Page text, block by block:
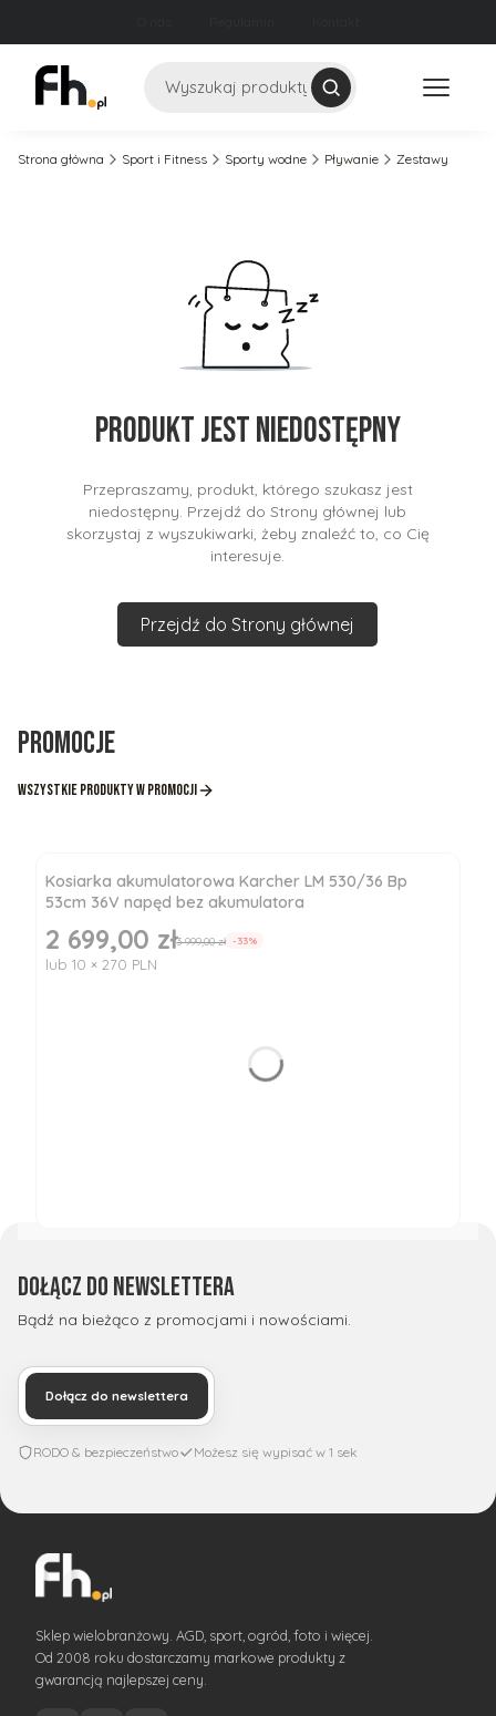
Szukaj
Strona główna Sport i Fitness Sporty wodne Pływanie Zestawy
Produkt jest niedostępny
Przepraszamy, produkt, którego szukasz jest
niedostępny. Przejdź do Strony głównej lub
skorzystaj z wyszukiwarki, żeby znaleźć to, co Cię
interesuje.
Przejdź do Strony głównej
Promocje
Wszystkie produkty w promocji
Kosiarka akumulatorowa Karcher LM 530/36 Bp
53cm 36V napęd bez akumulatora
Cena promocyjna
2 699,00 zł3 999,00 zł -33%
lub 10 × 270 PLN
Dołącz do newslettera
Bądź na bieżąco z promocjami i nowościami.
Dołącz do newslettera
RODO & bezpieczeństwo Możesz się wypisać w 1 sek
Sklep wielobranżowy. AGD, sport, ogród, foto i więcej.
Od 2008 roku dostarczamy markowe produkty z
gwarancją najlepszej ceny.